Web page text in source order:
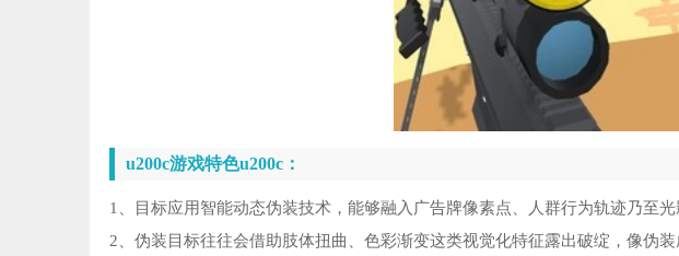
u200c游戏特色u200c：
1、目标应用智能动态伪装技术，能够融入广告牌像素点、人群行为轨迹乃至光
2、伪装目标往往会借助肢体扭曲、色彩渐变这类视觉化特征露出破绽，像伪